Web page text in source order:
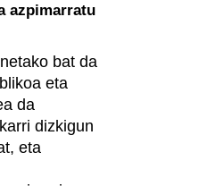
azpimarratu
bat da
eta
da
dizkigun
eta